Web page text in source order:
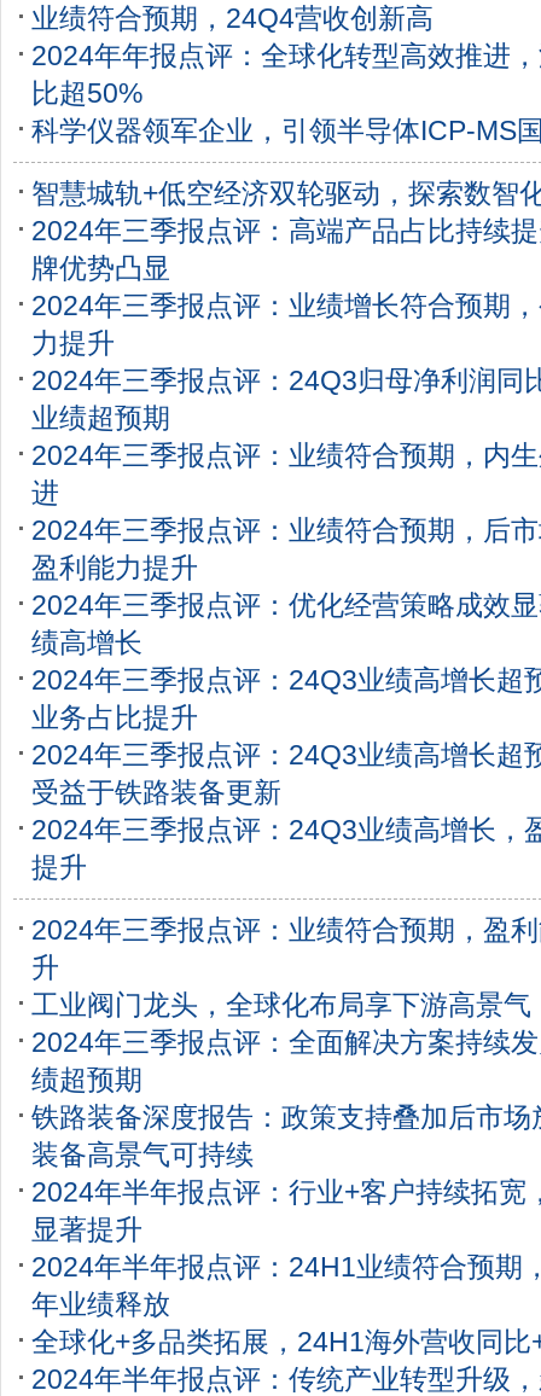
业绩符合预期，24Q4营收创新高
2024年年报点评：全球化转型高效推进
比超50%
科学仪器领军企业，引领半导体ICP-MS
智慧城轨+低空经济双轮驱动，探索数智
2024年三季报点评：高端产品占比持续
牌优势凸显
2024年三季报点评：业绩增长符合预期
力提升
2024年三季报点评：24Q3归母净利润同
业绩超预期
2024年三季报点评：业绩符合预期，内
进
2024年三季报点评：业绩符合预期，后
盈利能力提升
2024年三季报点评：优化经营策略成效
绩高增长
2024年三季报点评：24Q3业绩高增长超
业务占比提升
2024年三季报点评：24Q3业绩高增长超
受益于铁路装备更新
2024年三季报点评：24Q3业绩高增长，
提升
2024年三季报点评：业绩符合预期，盈
升
工业阀门龙头，全球化布局享下游高景气
2024年三季报点评：全面解决方案持续
绩超预期
铁路装备深度报告：政策支持叠加后市场
装备高景气可持续
2024年半年报点评：行业+客户持续拓宽
显著提升
2024年半年报点评：24H1业绩符合预期
年业绩释放
全球化+多品类拓展，24H1海外营收同比
2024年半年报点评：传统产业转型升级